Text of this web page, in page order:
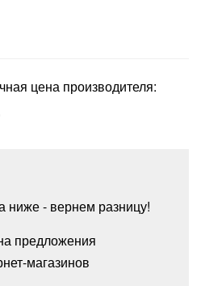
цена производителя:
ниже - вернем разницу!
предложения
магазинов